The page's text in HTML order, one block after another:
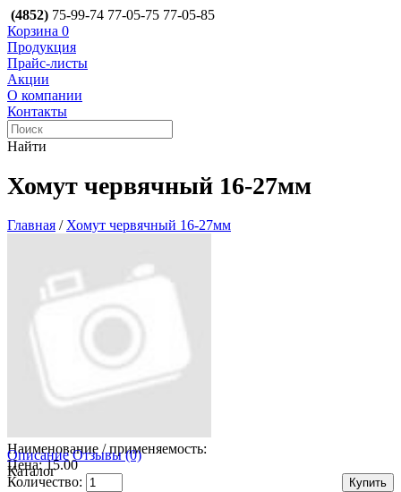
(4852) 75-99-74 77-05-75 77-05-85
Корзина 0
Продукция
Прайс-листы
Акции
О компании
Контакты
Найти
Хомут червячный 16-27мм
Главная / Хомут червячный 16-27мм
Наименование / применяемость:
Цена: 15.00
Количество:
Описание Отзывы (0)
Каталог